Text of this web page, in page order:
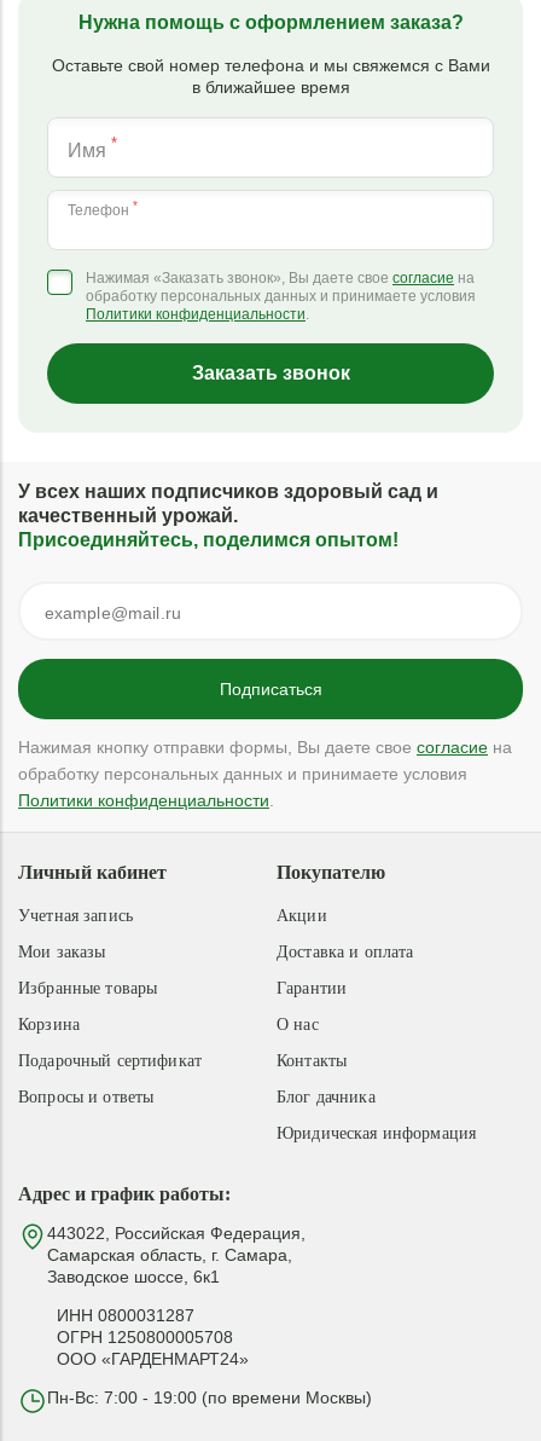
Нужна помощь с оформлением заказа?
Оставьте свой номер телефона и мы свяжемся с Вами
в ближайшее время
Имя *
Телефон *
Нажимая «Заказать звонок», Вы даете свое согласие на
обработку персональных данных и принимаете условия
Политики конфиденциальности.
Заказать звонок
У всех наших подписчиков здоровый сад и
качественный урожай.
Присоединяйтесь, поделимся опытом!
Нажимая кнопку отправки формы, Вы даете свое согласие на
обработку персональных данных и принимаете условия
Политики конфиденциальности
Адрес и график работы:
443022, Российская Федерация,
Самарская область, г. Самара,
Заводское шоссе, 6к1
ИНН 0800031287
ОГРН 1250800005708
ООО «ГАРДЕНМАРТ24»
Пн-Вс: 7:00 - 19:00 (по времени Москвы)
Покупателю
Акции
Доставка и оплата
Гарантии
О нас
Контакты
Блог дачника
Юридическая информация
Личный кабинет
Учетная запись
Мои заказы
Избранные товары
Корзина
Подарочный сертификат
Вопросы и ответы